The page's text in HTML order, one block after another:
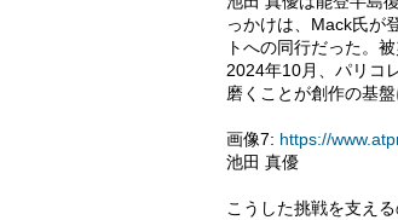
っかけは、Mack氏が
トへの同行だった。
2024年10月、パリコ
磨くことが創作の基
画像7: https://
池田 真優
こうした挑戦を支え